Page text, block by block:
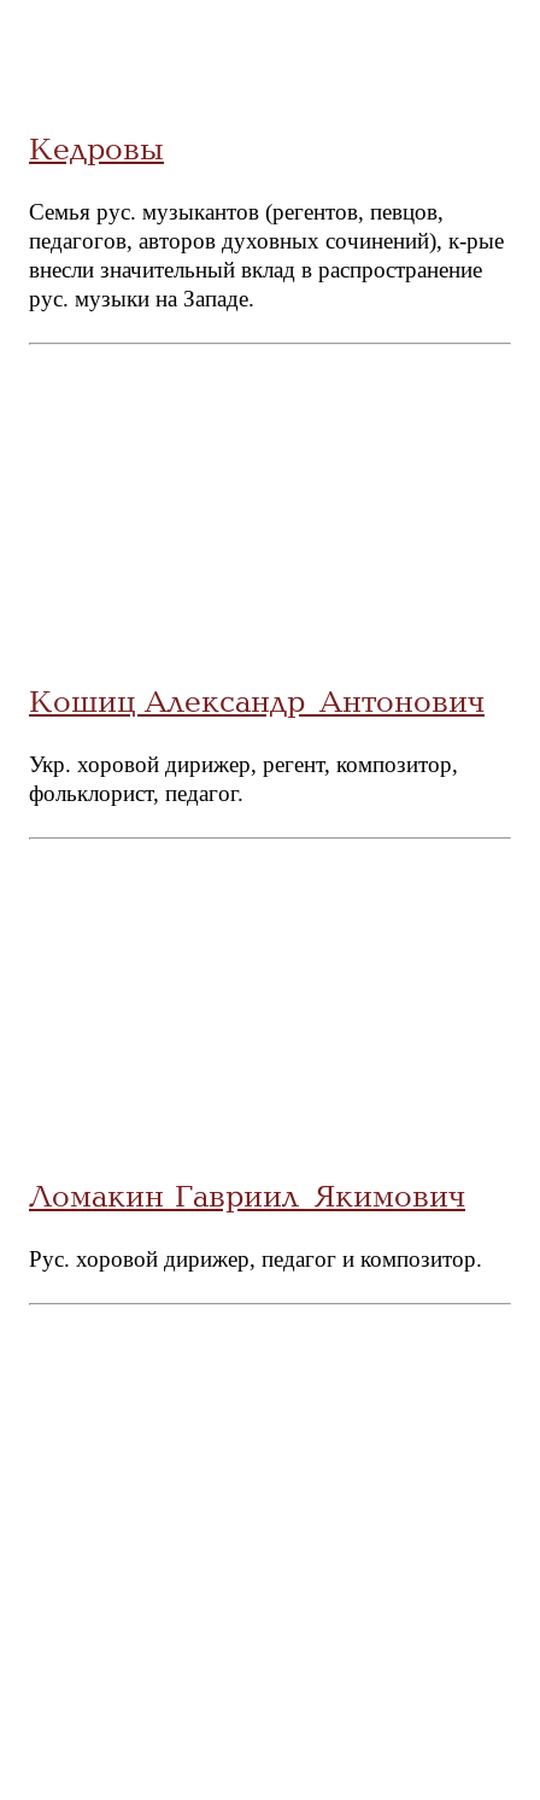
Кедровы
Семья рус. музыкантов (регентов, певцов,
педагогов, авторов духовных сочинений), к-рые
внесли значительный вклад в распространение
рус. музыки на Западе.
Кошиц Александр Антонович
Укр. хоровой дирижер, регент, композитор,
фольклорист, педагог.
Ломакин Гавриил Якимович
Рус. хоровой дирижер, педагог и композитор.